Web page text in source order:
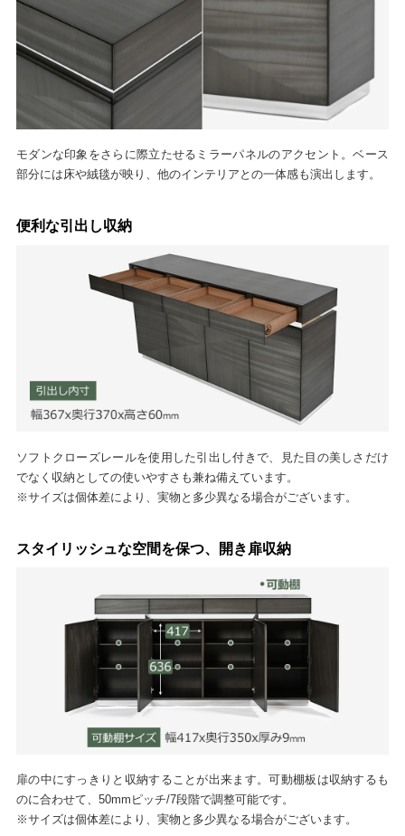
モダンな印象をさらに際立たせるミラーパネルのアクセント。ベース
部分には床や絨毯が映り、他のインテリアとの一体感も演出します。
便利な引出し収納
ソフトクローズレールを使用した引出し付きで、見た目の美しさだけ
でなく収納としての使いやすさも兼ね備えています。
※サイズは個体差により、実物と多少異なる場合がございます。
スタイリッシュな空間を保つ、開き扉収納
扉の中にすっきりと収納することが出来ます。可動棚板は収納するも
のに合わせて、50mmピッチ/7段階で調整可能です。
※サイズは個体差により、実物と多少異なる場合がございます。